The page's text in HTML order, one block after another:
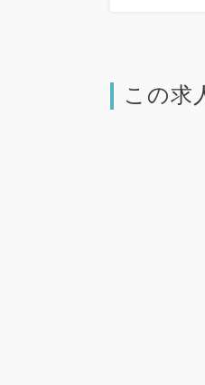
この求